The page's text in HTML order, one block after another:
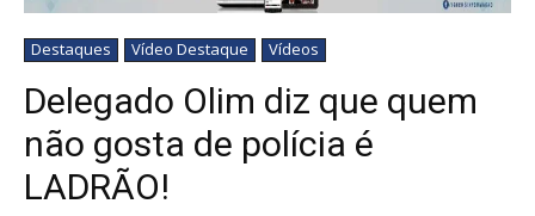
Destaques Vídeo Destaque Vídeos
Delegado Olim diz que quem
não gosta de polícia é
LADRÃO!